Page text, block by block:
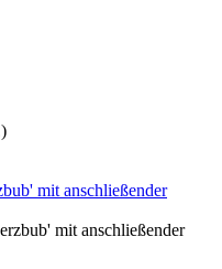
mit anschließender